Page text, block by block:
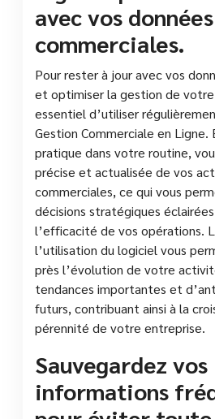
avec vos données
commerciales.
Pour rester à jour avec vos
et optimiser la gestion de
essentiel d’utiliser
Gestion Commerciale en
pratique dans votre routine,
précise et actualisée de vos
commerciales, ce qui vous
décisions stratégiques
l’efficacité de vos opérations.
l’utilisation du logiciel vous
près l’évolution de votre
tendances importantes et
futurs, contribuant ainsi à la
pérennité de votre entreprise.
Sauvegardez vos
informations